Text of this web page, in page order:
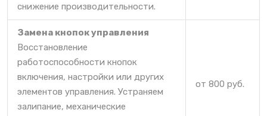
снижение производительности.
Замена кнопок управления
Восстановление
работоспособности кнопок
включения, настройки или других
элементов управления. Устраняем
залипание, механические
от 800 руб.